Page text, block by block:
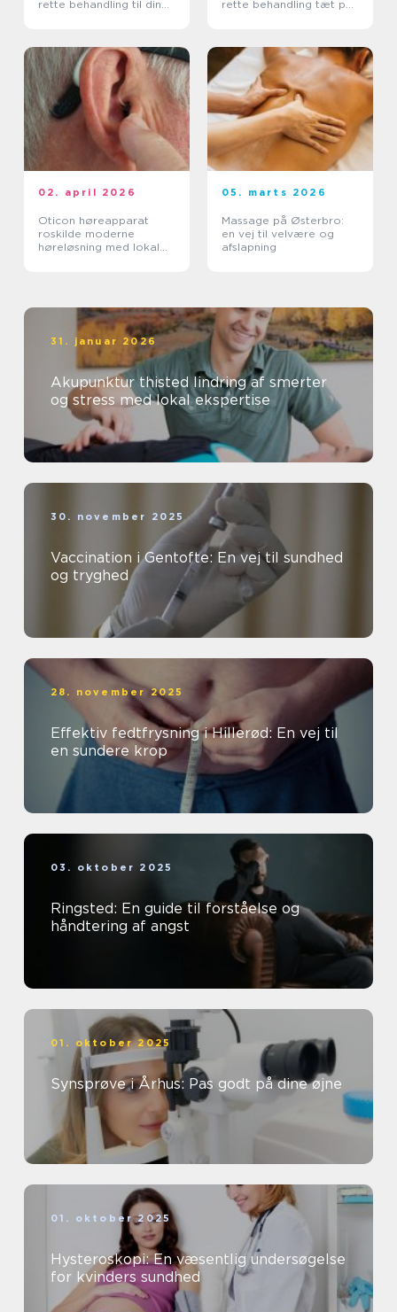
rette behandling til dine
rette behandling tæt på
02. april 2026
Oticon høreapparat
roskilde moderne
høreløsning med lokal
05. marts 2026
Massage på Østerbro:
en vej til velvære og
afslapning
31. januar 2026
Akupunktur thisted lindring af smerter
og stress med lokal ekspertise
30. november 2025
Vaccination i Gentofte: En vej til sundhed
og tryghed
28. november 2025
Effektiv fedtfrysning i Hillerød: En vej til
en sundere krop
03. oktober 2025
Ringsted: En guide til forståelse og
håndtering af angst
01. oktober 2025
Synsprøve i Århus: Pas godt på dine øjne
01. oktober 2025
Hysteroskopi: En væsentlig undersøgelse
for kvinders sundhed